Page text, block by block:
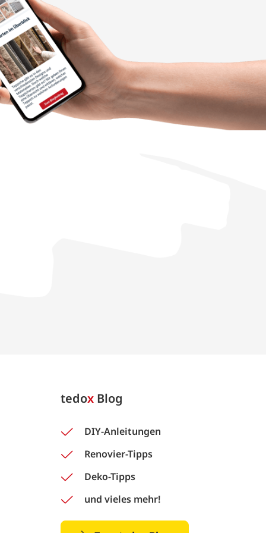
tedox Blog
DIY-Anleitungen
Renovier-Tipps
Deko-Tipps
und vieles mehr!